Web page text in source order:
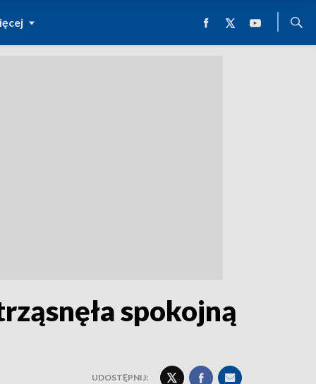
spokojną
UDOSTĘPNIJ: